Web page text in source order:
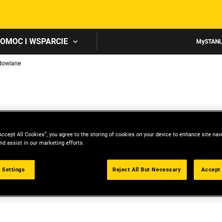
I WSPARCIE
All Cookies”, you agree to the storing of cookies on your device to enhance site
assist in our marketing efforts.
Settings Reject All But Necessary Accept